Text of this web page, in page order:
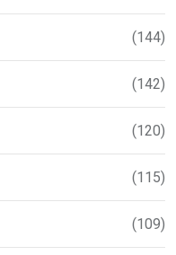
(144)
(142)
(120)
(115)
(109)